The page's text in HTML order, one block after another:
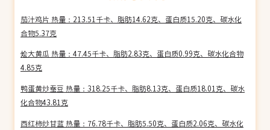
茄汁鸡片 热量：213.51千卡、脂肪14.62克、蛋白质15.20克、碳水化
合物5.37克
烩大黄瓜 热量：47.45千卡、脂肪2.83克、蛋白质0.99克、碳水化合物
4.85克
鸭蛋黄炒蚕豆 热量：318.25千卡、脂肪8.13克、蛋白质18.01克、碳水
化合物43.81克
西红柿炒甘蓝 热量：76.78千卡、脂肪5.50克、蛋白质2.06克、碳水化